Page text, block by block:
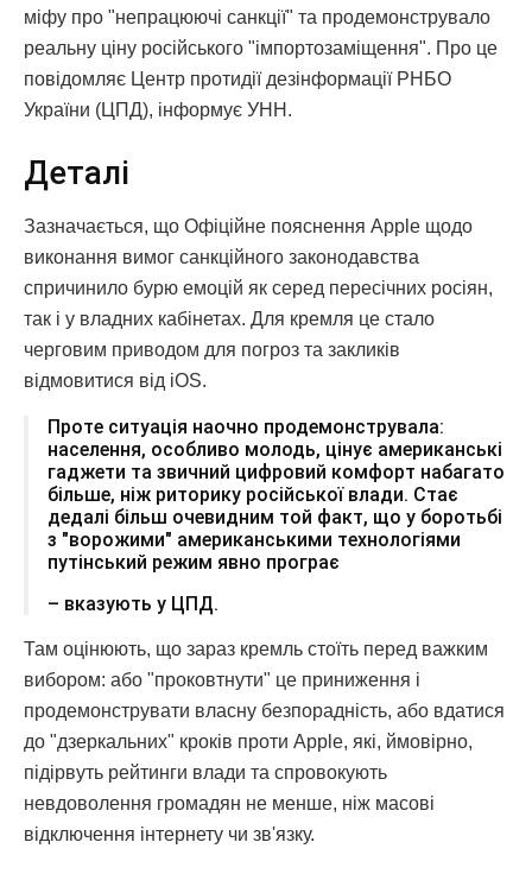
міфу про "непрацюючі санкції" та продемонструвало
реальну ціну російського "імпортозаміщення". Про це
повідомляє Центр протидії дезінформації РНБО
України (ЦПД), інформує УНН.
Деталі
Зазначається, що Офіційне пояснення Apple щодо
виконання вимог санкційного законодавства
спричинило бурю емоцій як серед пересічних росіян,
так і у владних кабінетах. Для кремля це стало
черговим приводом для погроз та закликів
відмовитися від iOS.
Проте ситуація наочно продемонструвала:
населення, особливо молодь, цінує американські
гаджети та звичний цифровий комфорт набагато
більше, ніж риторику російської влади. Стає
дедалі більш очевидним той факт, що у боротьбі
з "ворожими" американськими технологіями
путінський режим явно програє
– вказують у ЦПД.
Там оцінюють, що зараз кремль стоїть перед важким
вибором: або "проковтнути" це приниження і
продемонструвати власну безпорадність, або вдатися
до "дзеркальних" кроків проти Apple, які, ймовірно,
підірвуть рейтинги влади та спровокують
невдоволення громадян не менше, ніж масові
відключення інтернету чи зв'язку.